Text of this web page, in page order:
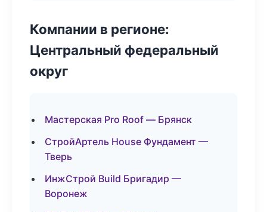
Компании в регионе:
Центральный федеральный
округ
Мастерская Pro Roof — Брянск
СтройАртель House Фундамент —
Тверь
ИнжСтрой Build Бригадир —
Воронеж